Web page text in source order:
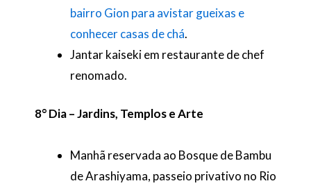
bairro Gion para avistar gueixas e
conhecer casas de chá.
Jantar kaiseki em restaurante de chef
renomado.
8° Dia – Jardins, Templos e Arte
Manhã reservada ao Bosque de Bambu
de Arashiyama, passeio privativo no Rio